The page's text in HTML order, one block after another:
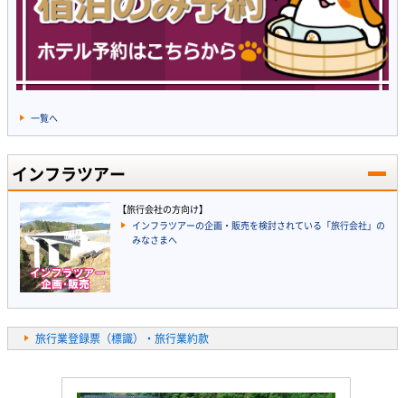
一覧へ
インフラツアー
【旅行会社の方向け】
インフラツアーの企画・販売を検討されている「旅行会社」の
みなさまへ
旅行業登録票（標識）・旅行業約款